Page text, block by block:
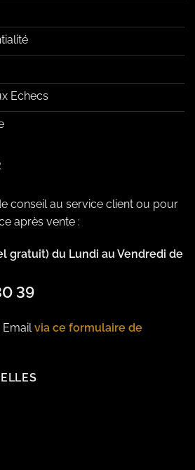
Echecs
conseil au service client ou pour
après vente :
gratuit) du Lundi au Vendredi de
39
Emailvia ce formulaire de